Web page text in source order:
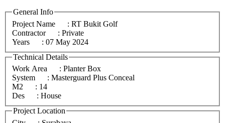
General Info
Project Name
: RT Bukit Golf
Contractor
: Private
Years
: 07 May 2024
Technical Details
Work Area
: Planter Box
System
: Masterguard Plus Conceal
M2
: 14
Des
: House
Project Location